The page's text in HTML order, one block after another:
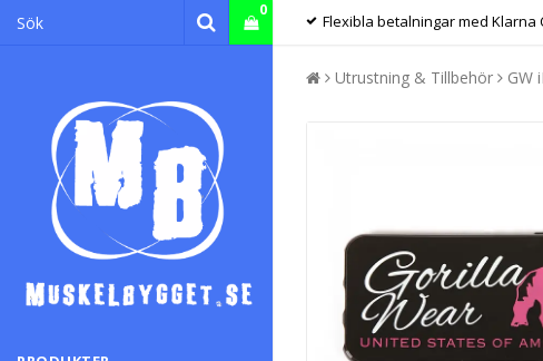
Flexibla betalningar med Klarna
0
Utrustning & Tillbehör GW